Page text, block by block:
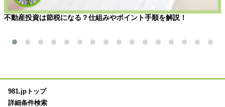
不動産投資は節税になる？仕組みやポイント手順を解説！
981.jpトップ
詳細条件検索